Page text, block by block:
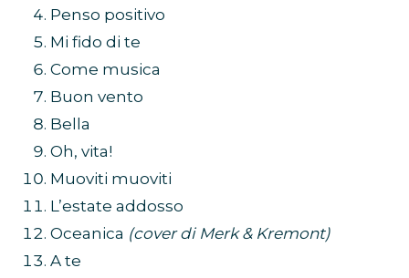
Penso positivo
Mi fido di te
Come musica
Buon vento
Bella
Oh, vita!
Muoviti muoviti
L’estate addosso
Oceanica (cover di Merk & Kremont)
A te